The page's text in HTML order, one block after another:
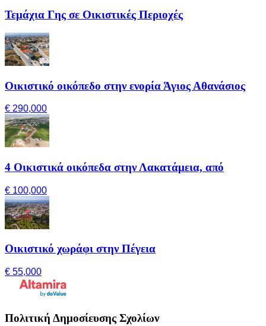
Τεμάχια Γης σε Οικιστικές Περιοχές
Οικιστικό οικόπεδο στην ενορία Άγιος Αθανάσιος
€ 290,000
4 Οικιστικά οικόπεδα στην Λακατάμεια, από
€ 100,000
Οικιστικό χωράφι στην Πέγεια
€ 55,000
Πολιτική Δημοσίευσης Σχολίων